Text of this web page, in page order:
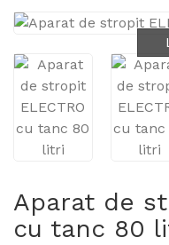
Aparat de
cu tanc 80